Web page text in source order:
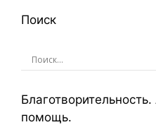
Поиск
помощь.